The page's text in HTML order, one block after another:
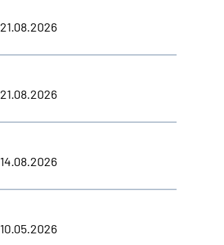
21.08.2026
21.08.2026
14.08.2026
10.05.2026